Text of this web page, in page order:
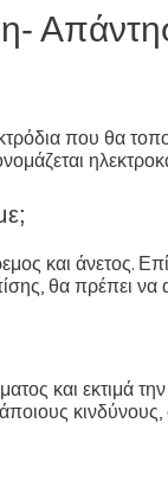
που θα
και άνετος.
θα πρέπει
και εκτιμά
κινδύνους,